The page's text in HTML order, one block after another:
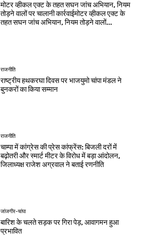
मोटर व्हीकल एक्ट के तहत सघन जांच अभियान, नियम
तोड़ने वालों पर चालानी कार्रवाईमोटर व्हीकल एक्ट के
तहत सघन जांच अभियान, नियम तोड़ने वालों...
राजनीति
राष्ट्रीय हथकरघा दिवस पर भाजयुमो चांपा मंडल ने
बुनकरों का किया सम्मान
राजनीति
चाम्पा में कांग्रेस की प्रेस कांफ्रेंस: बिजली दरों में
बढ़ोतरी और स्मार्ट मीटर के विरोध में बड़ा आंदोलन,
जिलाध्यक्ष राजेश अग्रवाल ने बताई रणनीति
जांजगीर-चांपा
बारिश के चलते सड़क पर गिरा पेड़, आवागमन हुआ
प्रभावित